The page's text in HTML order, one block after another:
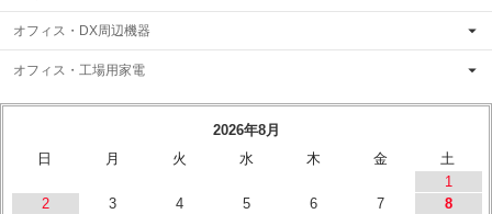
オフィス・DX周辺機器
オフィス・工場用家電
2026年8月
日
月 火 水 木 金
土
1
2
3 4 5 6 7
8